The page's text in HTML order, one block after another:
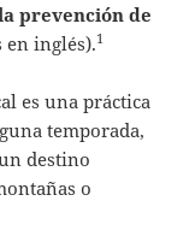
prevención de
en inglés).1
es una práctica
temporada,
destino
o